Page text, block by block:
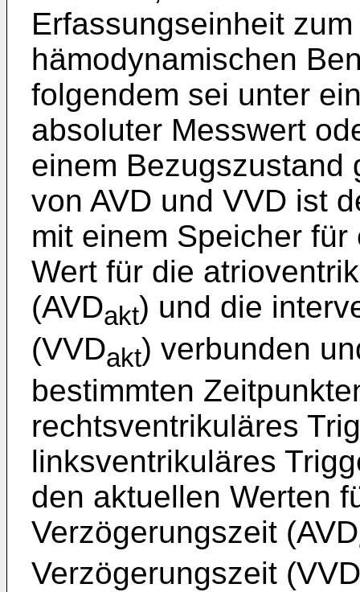
Erfassungseinheit
hämodynamischen
folgendem sei unter
absoluter Messwert
einem Bezugszustand
von AVD und VVD ist
mit einem Speicher
Wert für die
(AVDakt) und die
(VVDakt) verbunden
bestimmten
rechtsventrikuläres
linksventrikuläres
den aktuellen Werten
Verzögerungszeit (AVD
Verzögerungszeit (VVD